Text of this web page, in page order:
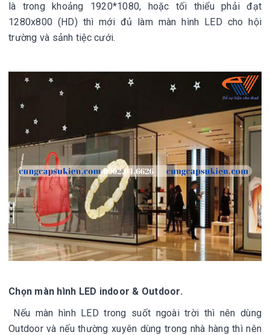
là trong khoảng 1920*1080, hoặc tối thiểu phải đạt
1280x800 (HD) thì mới đủ làm màn hình LED cho hội
trường và sảnh tiệc cưới.
Chọn màn hình LED indoor & Outdoor.
Nếu màn hình LED trong suốt ngoài trời thì nên dùng
Outdoor và nếu thường xuyên dùng trong nhà hàng thì nên